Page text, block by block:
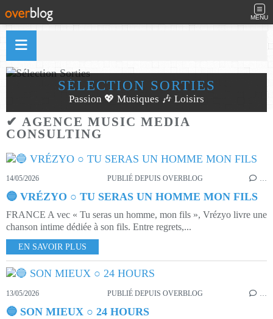
MENU
SÉLECTION SORTIES
Passion 💖 Musiques 🎶 Loisirs
✔ AGENCE MUSIC MEDIA
CONSULTING
14/05/2026 PUBLIÉ DEPUIS OVERBLOG …
🔵 VRÉZYO ○ TU SERAS UN HOMME MON FILS
FRANCE A vec « Tu seras un homme, mon fils », Vrézyo livre une
chanson intime dédiée à son fils. Entre regrets,...
EN SAVOIR PLUS
13/05/2026 PUBLIÉ DEPUIS OVERBLOG
🔵 SON MIEUX ○ 24 HOURS